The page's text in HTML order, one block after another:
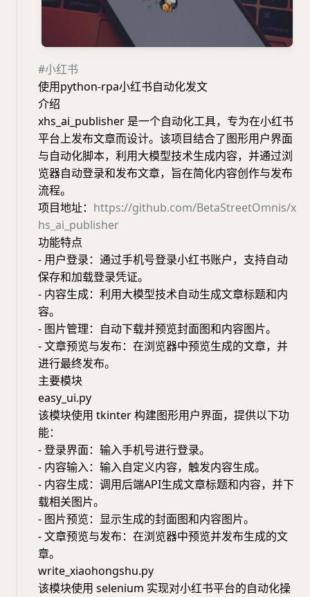
#小红书
使用python-rpa小红书自动化发文
介绍
xhs_ai_publisher 是一个自动化工具，专为在小红书
平台上发布文章而设计。该项目结合了图形用户界面
与自动化脚本，利用大模型技术生成内容，并通过浏
览器自动登录和发布文章，旨在简化内容创作与发布
流程。
项目地址： https://github.com/BetaStreetOmnis/x
hs_ai_publisher
功能特点
- 用户登录：通过手机号登录小红书账户，支持自动
保存和加载登录凭证。
- 内容生成：利用大模型技术自动生成文章标题和内
容。
- 图片管理：自动下载并预览封面图和内容图片。
- 文章预览与发布：在浏览器中预览生成的文章，并
进行最终发布。
主要模块
easy_ui.py
该模块使用 tkinter 构建图形用户界面，提供以下功
能：
- 登录界面：输入手机号进行登录。
- 内容输入：输入自定义内容，触发内容生成。
- 内容生成：调用后端API生成文章标题和内容，并下
载相关图片。
- 图片预览：显示生成的封面图和内容图片。
- 文章预览与发布：在浏览器中预览并发布生成的文
章。
write_xiaohongshu.py
该模块使用 selenium 实现对小红书平台的自动化操